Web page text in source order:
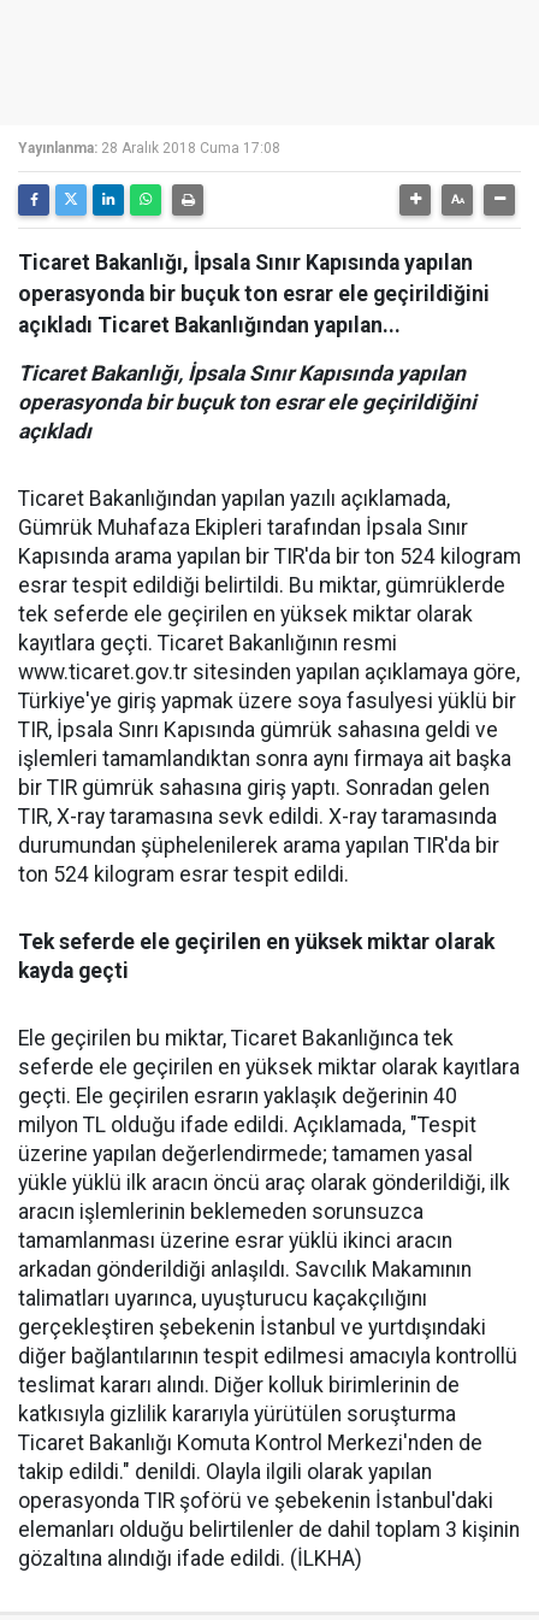
Yayınlanma: 28 Aralık 2018 Cuma 17:08
Ticaret Bakanlığı, İpsala Sınır Kapısında yapılan
operasyonda bir buçuk ton esrar ele geçirildiğini
açıkladı Ticaret Bakanlığından yapılan...
Ticaret Bakanlığı, İpsala Sınır Kapısında yapılan
operasyonda bir buçuk ton esrar ele geçirildiğini
açıkladı
Ticaret Bakanlığından yapılan yazılı açıklamada,
Gümrük Muhafaza Ekipleri tarafından İpsala Sınır
Kapısında arama yapılan bir TIR'da bir ton 524 kilogram
esrar tespit edildiği belirtildi. Bu miktar, gümrüklerde
tek seferde ele geçirilen en yüksek miktar olarak
kayıtlara geçti. Ticaret Bakanlığının resmi
www.ticaret.gov.tr sitesinden yapılan açıklamaya göre,
Türkiye'ye giriş yapmak üzere soya fasulyesi yüklü bir
TIR, İpsala Sınrı Kapısında gümrük sahasına geldi ve
işlemleri tamamlandıktan sonra aynı firmaya ait başka
bir TIR gümrük sahasına giriş yaptı. Sonradan gelen
TIR, X-ray taramasına sevk edildi. X-ray taramasında
durumundan şüphelenilerek arama yapılan TIR'da bir
ton 524 kilogram esrar tespit edildi.
Tek seferde ele geçirilen en yüksek miktar olarak
kayda geçti
Ele geçirilen bu miktar, Ticaret Bakanlığınca tek
seferde ele geçirilen en yüksek miktar olarak kayıtlara
geçti. Ele geçirilen esrarın yaklaşık değerinin 40
milyon TL olduğu ifade edildi. Açıklamada, "Tespit
üzerine yapılan değerlendirmede; tamamen yasal
yükle yüklü ilk aracın öncü araç olarak gönderildiği, ilk
aracın işlemlerinin beklemeden sorunsuzca
tamamlanması üzerine esrar yüklü ikinci aracın
arkadan gönderildiği anlaşıldı. Savcılık Makamının
talimatları uyarınca, uyuşturucu kaçakçılığını
gerçekleştiren şebekenin İstanbul ve yurtdışındaki
diğer bağlantılarının tespit edilmesi amacıyla kontrollü
teslimat kararı alındı. Diğer kolluk birimlerinin de
katkısıyla gizlilik kararıyla yürütülen soruşturma
Ticaret Bakanlığı Komuta Kontrol Merkezi'nden de
takip edildi." denildi. Olayla ilgili olarak yapılan
operasyonda TIR şoförü ve şebekenin İstanbul'daki
elemanları olduğu belirtilenler de dahil toplam 3 kişinin
gözaltına alındığı ifade edildi. (İLKHA)